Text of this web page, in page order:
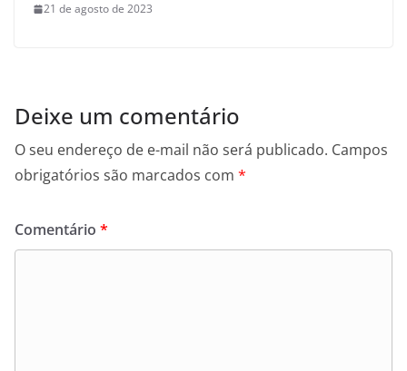
21 de agosto de 2023
Deixe um comentário
O seu endereço de e-mail não será publicado. Campos
obrigatórios são marcados com *
Comentário *